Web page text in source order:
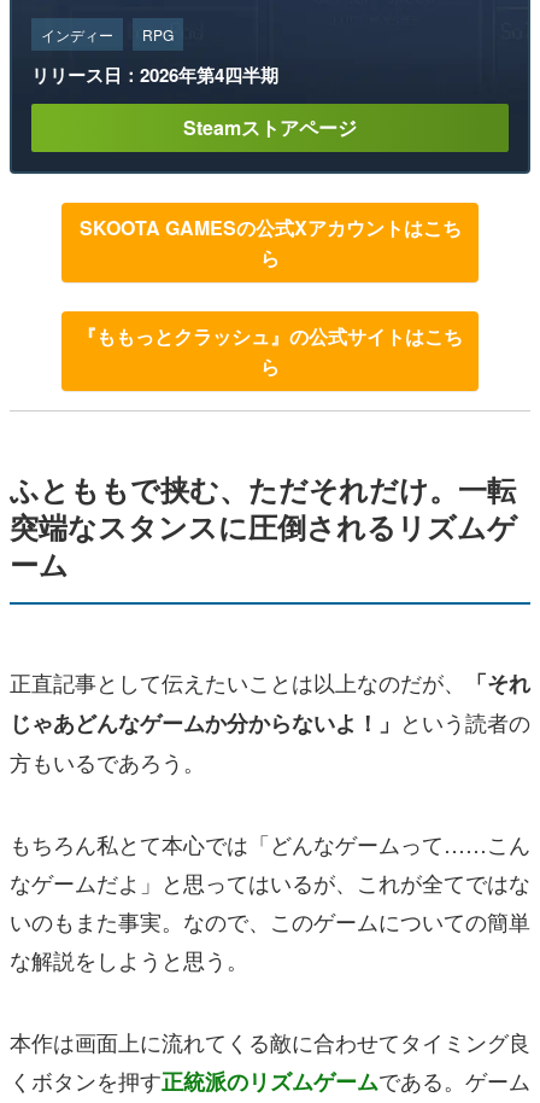
インディー RPG
リリース日：2026年第4四半期
Steamストアページ
SKOOTA GAMESの公式Xアカウントはこち
ら
『ももっとクラッシュ』の公式サイトはこち
ら
ふとももで挟む、ただそれだけ。一転
突端なスタンスに圧倒されるリズムゲ
ーム
正直記事として伝えたいことは以上なのだが、
「それ
じゃあどんなゲームか分からないよ！」 という読者の
方もいるであろう。
もちろん私とて本心では「どんなゲームって……こん
なゲームだよ」と思ってはいるが、これが全てではな
いのもまた事実。なので、このゲームについての簡単
な解説をしようと思う。
本作は画面上に流れてくる敵に合わせてタイミング良
くボタンを押す正統派のリズムゲームである。ゲーム